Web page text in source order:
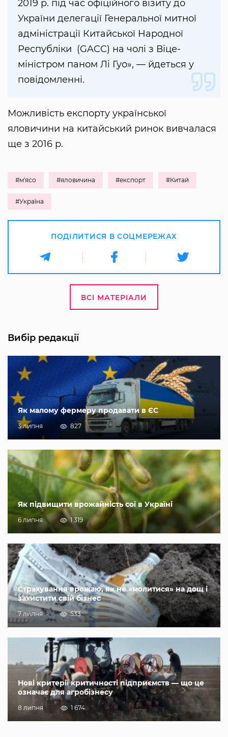
2019 р. під час офіційного візиту до
України делегації Генеральної митної
адміністрації Китайської Народної
Республіки (GACC) на чолі з Віце-
міністром паном Лі Гуо», — йдеться у
повідомленні.
Можливість експорту української
яловичини на китайський ринок вивчалася
ще з 2016 р.
#м'ясо #яловичина #експорт #Китай
#Україна
ПОДІЛИТИСЯ В СОЦМЕРЕЖАХ
ВСІ МАТЕРІАЛИ
Вибір редакції
Як малому фермеру продавати в ЄС
3 липня 827
Як підвищити врожайність сої в Україні
6 липня 1 319
Страхування врожаю, як не «молитися» на дощ і
захистити свій бізнес
7 липня 533
Нові критерії критичності підприємств — що це
означає для агробізнесу
8 липня 1 674